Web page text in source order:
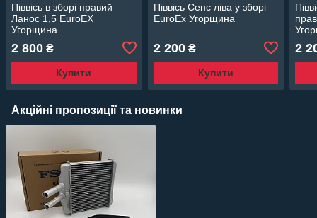
Піввісь в зборі правий
Ланос 1,5 EuroEX
Угорщина
2 800 ₴
Купити
Піввісь Сенс ліва у зборі
EuroEx Угорщина
2 200₴
Купити
2
Акційні пропозиції та новинки